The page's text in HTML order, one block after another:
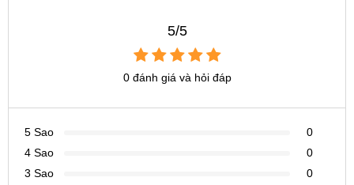
5/5
0 đánh giá và hỏi đáp
5 Sao
0
4 Sao
0
3 Sao
0